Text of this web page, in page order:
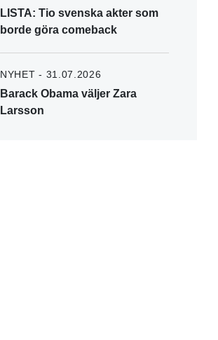
LISTA: Tio svenska akter som
borde göra comeback
NYHET - 31.07.2026
Barack Obama väljer Zara
Larsson